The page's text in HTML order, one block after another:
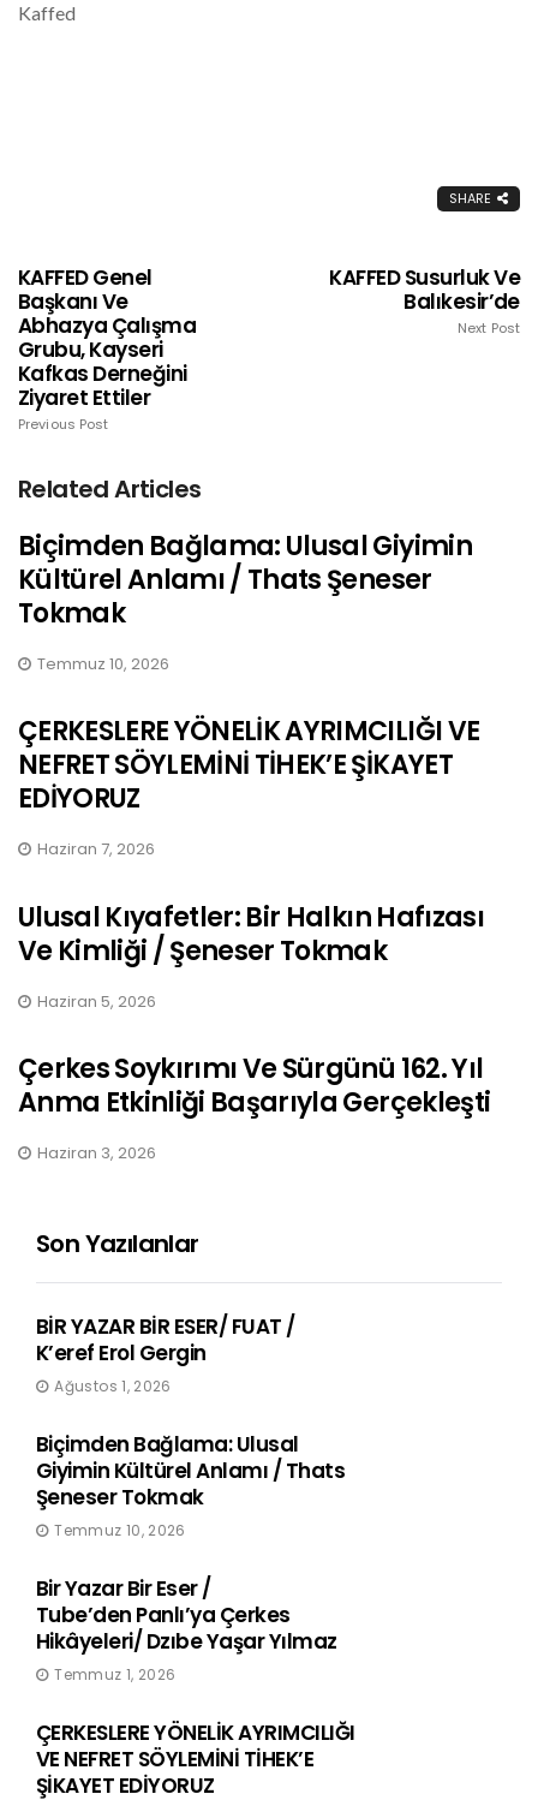
Kaffed
SHARE
KAFFED Genel
Başkanı Ve
Abhazya Çalışma
Grubu, Kayseri
Kafkas Derneğini
Ziyaret Ettiler
Previous Post
KAFFED Susurluk Ve
Balıkesir’de
Next Post
Related Articles
Biçimden Bağlama: Ulusal Giyimin
Kültürel Anlamı / Thats Şeneser
Tokmak
Temmuz 10, 2026
ÇERKESLERE YÖNELİK AYRIMCILIĞI VE
NEFRET SÖYLEMİNİ TİHEK’E ŞİKAYET
EDİYORUZ
Haziran 7, 2026
Ulusal Kıyafetler: Bir Halkın Hafızası
Ve Kimliği / Şeneser Tokmak
Haziran 5, 2026
Çerkes Soykırımı Ve Sürgünü 162. Yıl
Anma Etkinliği Başarıyla Gerçekleşti
Haziran 3, 2026
Son Yazılanlar
BİR YAZAR BİR ESER/ FUAT /
K’eref Erol Gergin
Ağustos 1, 2026
Biçimden Bağlama: Ulusal
Giyimin Kültürel Anlamı / Thats
Şeneser Tokmak
Temmuz 10, 2026
Bir Yazar Bir Eser /
Tube’den Panlı’ya Çerkes
Hikâyeleri/ Dzıbe Yaşar Yılmaz
Temmuz 1, 2026
ÇERKESLERE YÖNELİK AYRIMCILIĞI
VE NEFRET SÖYLEMİNİ TİHEK’E
ŞİKAYET EDİYORUZ